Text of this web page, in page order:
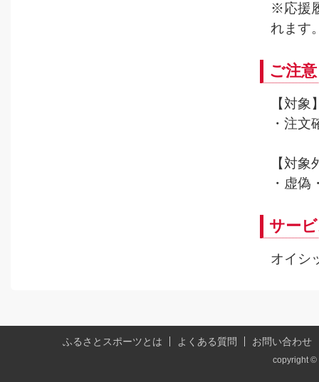
※応援
れます
ご注意
【対象
・注
【対象
・虚
サー
オイシ
ふるさとスポーツとは よくある質問 お問い合わせ
copyright ©